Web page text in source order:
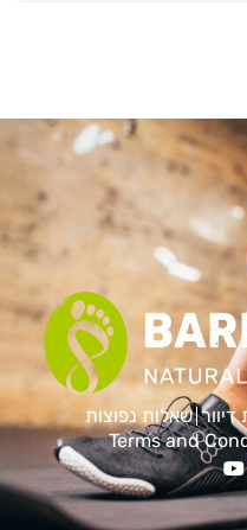
שאלות נפוצות
Terms and